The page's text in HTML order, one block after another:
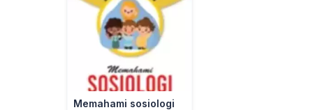
Memahami sosiologi